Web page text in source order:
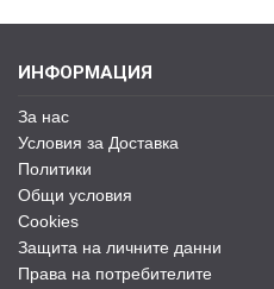
ИНФОРМАЦИЯ
За нас
Условия за Доставка
Политики
Общи условия
Cookies
Защита на личните данни
Права на потребителите